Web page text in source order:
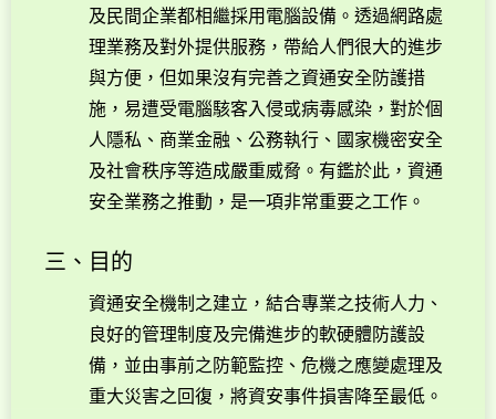
及民間企業都相繼採用電腦設備。透過網路處
理業務及對外提供服務，帶給人們很大的進步
與方便，但如果沒有完善之資通安全防護措
施，易遭受電腦駭客入侵或病毒感染，對於個
人隱私、商業金融、公務執行、國家機密安全
及社會秩序等造成嚴重威脅。有鑑於此，資通
安全業務之推動，是一項非常重要之工作。
三、目的
資通安全機制之建立，結合專業之技術人力、
良好的管理制度及完備進步的軟硬體防護設
備，並由事前之防範監控、危機之應變處理及
重大災害之回復，將資安事件損害降至最低。